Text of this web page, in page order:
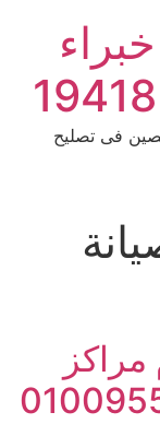
فى تصليح